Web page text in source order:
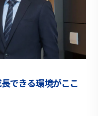
できる環境がここ